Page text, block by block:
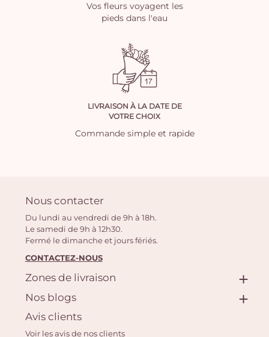
Vos fleurs voyagent les
pieds dans l'eau
LIVRAISON À LA DATE DE
VOTRE CHOIX
Commande simple et rapide
Nous contacter
Du lundi au vendredi de 9h à 18h.
Le samedi de 9h à 12h30.
Fermé le dimanche et jours fériés.
CONTACTEZ-NOUS
Zones de livraison
Nos blogs
Avis clients
Voir les avis de nos clients